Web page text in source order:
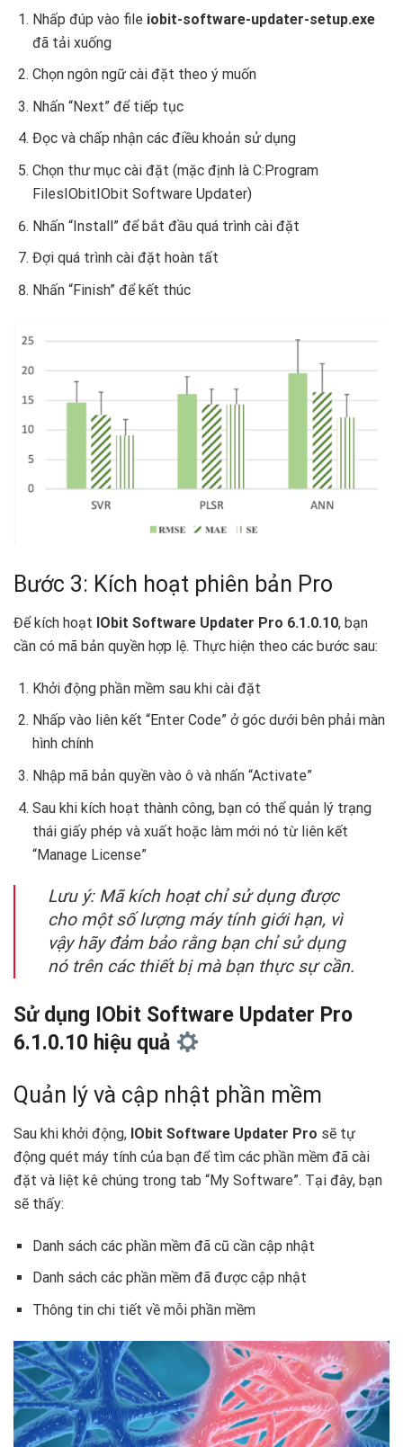
Nhấp đúp vào file iobit-software-updater-setup.exe
đã tải xuống
Chọn ngôn ngữ cài đặt theo ý muốn
Nhấn “Next” để tiếp tục
Đọc và chấp nhận các điều khoản sử dụng
Chọn thư mục cài đặt (mặc định là C:Program
FilesIObitIObit Software Updater)
Nhấn “Install” để bắt đầu quá trình cài đặt
Đợi quá trình cài đặt hoàn tất
Nhấn “Finish” để kết thúc
Bước 3: Kích hoạt phiên bản Pro
Để kích hoạt IObit Software Updater Pro 6.1.0.10, bạn
cần có mã bản quyền hợp lệ. Thực hiện theo các bước sau:
Khởi động phần mềm sau khi cài đặt
Nhấp vào liên kết “Enter Code” ở góc dưới bên phải màn
hình chính
Nhập mã bản quyền vào ô và nhấn “Activate”
Sau khi kích hoạt thành công, bạn có thể quản lý trạng
thái giấy phép và xuất hoặc làm mới nó từ liên kết
“Manage License”
Lưu ý: Mã kích hoạt chỉ sử dụng được
cho một số lượng máy tính giới hạn, vì
vậy hãy đảm bảo rằng bạn chỉ sử dụng
nó trên các thiết bị mà bạn thực sự cần.
Sử dụng IObit Software Updater Pro
6.1.0.10 hiệu quả
Quản lý và cập nhật phần mềm
Sau khi khởi động, IObit Software Updater Pro sẽ tự
động quét máy tính của bạn để tìm các phần mềm đã cài
đặt và liệt kê chúng trong tab “My Software”. Tại đây, bạn
sẽ thấy:
Danh sách các phần mềm đã cũ cần cập nhật
Danh sách các phần mềm đã được cập nhật
Thông tin chi tiết về mỗi phần mềm